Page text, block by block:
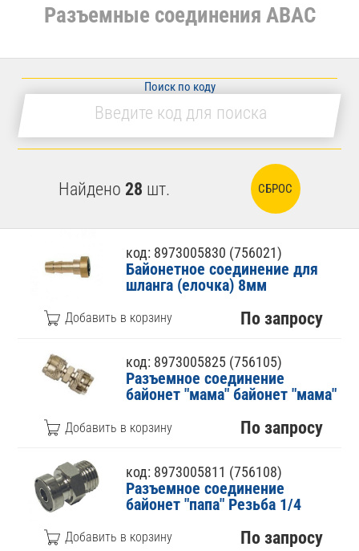
Разъемные соединения ABAC
Поиск по коду
Найдено 28 шт. СБРОС
код: 8973005830 (756021)
Байонетное соединение для
шланга (елочка) 8мм
По запросу
код: 8973005825 (756105)
Разъемное соединение
байонет "мама" байонет "мама"
По запросу
код: 8973005811 (756108)
Разъемное соединение
байонет "папа" Резьба 1/4
По запросу